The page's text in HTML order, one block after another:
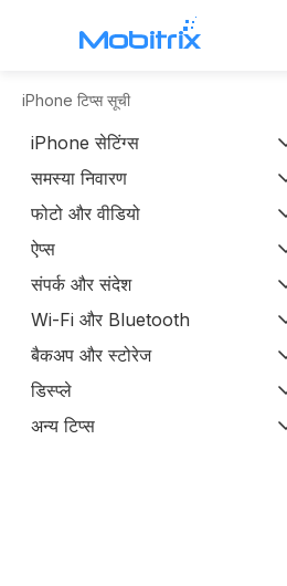
WhatsApp स्थानांतरण >
iPhone टिप्स सूची
iPhone सेटिंग्स
समस्या निवारण
फोटो और वीडियो
ऐप्स
संपर्क और संदेश
Wi-Fi और Bluetooth
बैकअप और स्टोरेज
डिस्प्ले
अन्य टिप्स